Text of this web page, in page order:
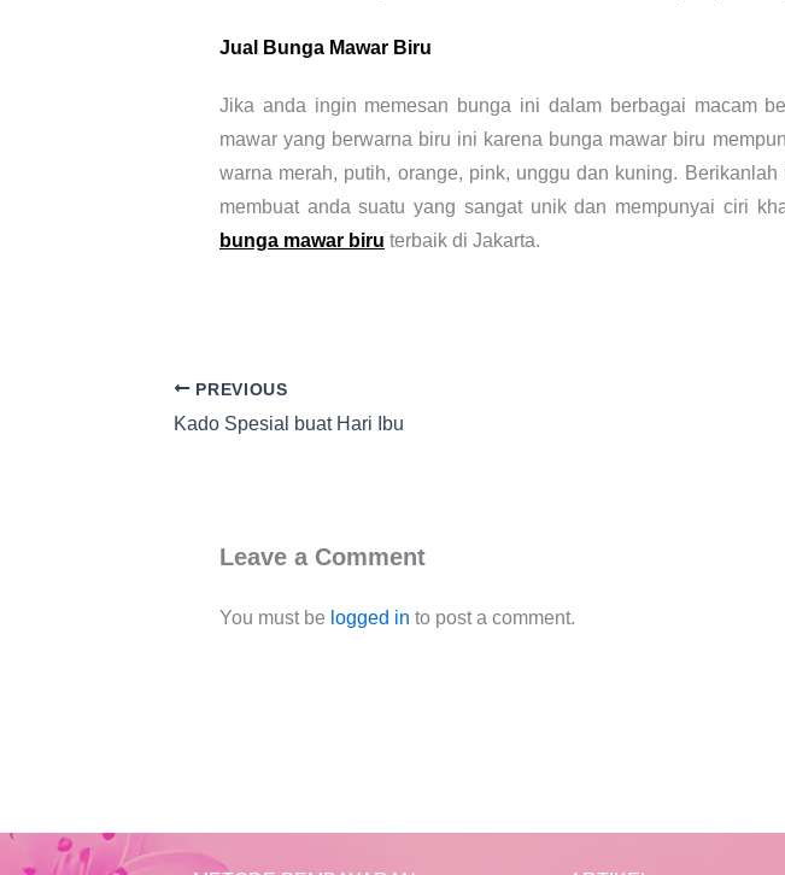
Jual Bunga Mawar Biru
Jika anda ingin memesan bunga ini dalam berbagai macam
mawar yang berwarna biru ini karena bunga mawar biru
warna merah, putih, orange, pink, unggu dan kuning.
membuat anda suatu yang sangat unik dan mempunyai ciri
bunga mawar biru terbaik di Jakarta.
PREVIOUS
Kado Spesial buat Hari Ibu
Leave a Comment
You must be logged in to post a comment.